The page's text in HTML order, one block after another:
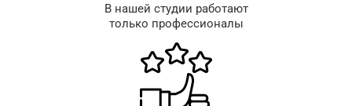
В нашей студии работают
только профессионалы